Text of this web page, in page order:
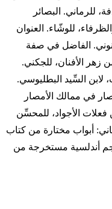
للرماني. البصائر
للوشّاء. العنوان
الفاضل في صفة
زهر الأفنان، للجكني.
لابن السِّيد البطليوسي.
في ممالك الأمصار
الأجواد، للمحسِّن
أبواب مختارة من كتاب
أندلسية مستخرجة من